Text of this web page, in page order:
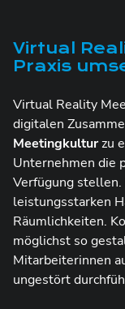
Virtual
Praxis
Virtual Reality
digitalen
Meetingkulturzu
Unternehmen die
Verfügung stellen.
leistungsstarken
Räumlichkeiten.
möglichst so
Mitarbeiterinnen
ungestört